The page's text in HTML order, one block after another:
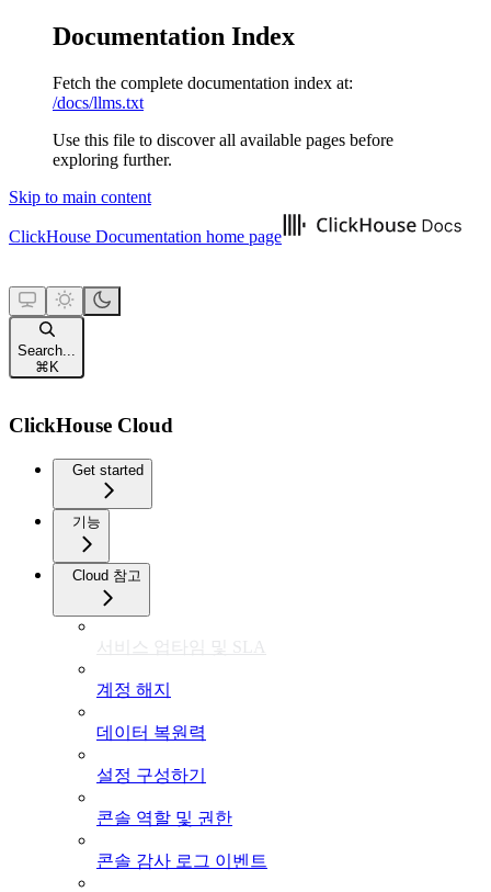
Documentation Index
Fetch the complete documentation index at:
/docs/llms.txt
Use this file to discover all available pages before
exploring further.
Skip to main content
ClickHouse Documentation home page
Search...
⌘ K
ClickHouse Cloud
Get started
기능
Cloud 참고
서비스 업타임 및 SLA
계정 해지
데이터 복원력
설정 구성하기
콘솔 역할 및 권한
콘솔 감사 로그 이벤트